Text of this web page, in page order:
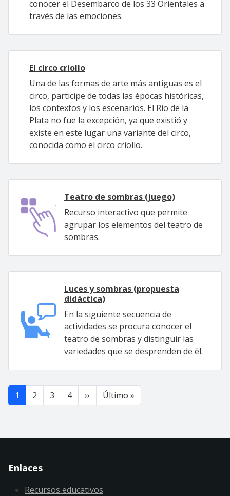
conocer el Desembarco de los 33 Orientales a
través de las emociones.
El circo criollo
Una de las formas de arte más antiguas es el
circo, participe de todas las épocas históricas,
los contextos y los escenarios. El Río de la
Plata no fue la excepción, ya que existió y
existe en este lugar una variante del circo,
conocida como el circo criollo.
Teatro de sombras (juego)
Recurso interactivo que permite
agrupar los elementos del teatro de
sombras.
Luces y sombras (propuesta
didáctica)
En la siguiente secuencia de
actividades se procura conocer el
teatro de sombras y distinguir las
variedades que se desprenden de él.
Paginación
1 2 3 4 ›› Siguiente página
Último »
Enlaces
Recursos educativos